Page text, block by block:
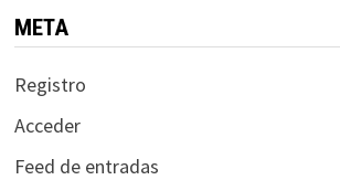
META
Registro
Acceder
Feed de entradas